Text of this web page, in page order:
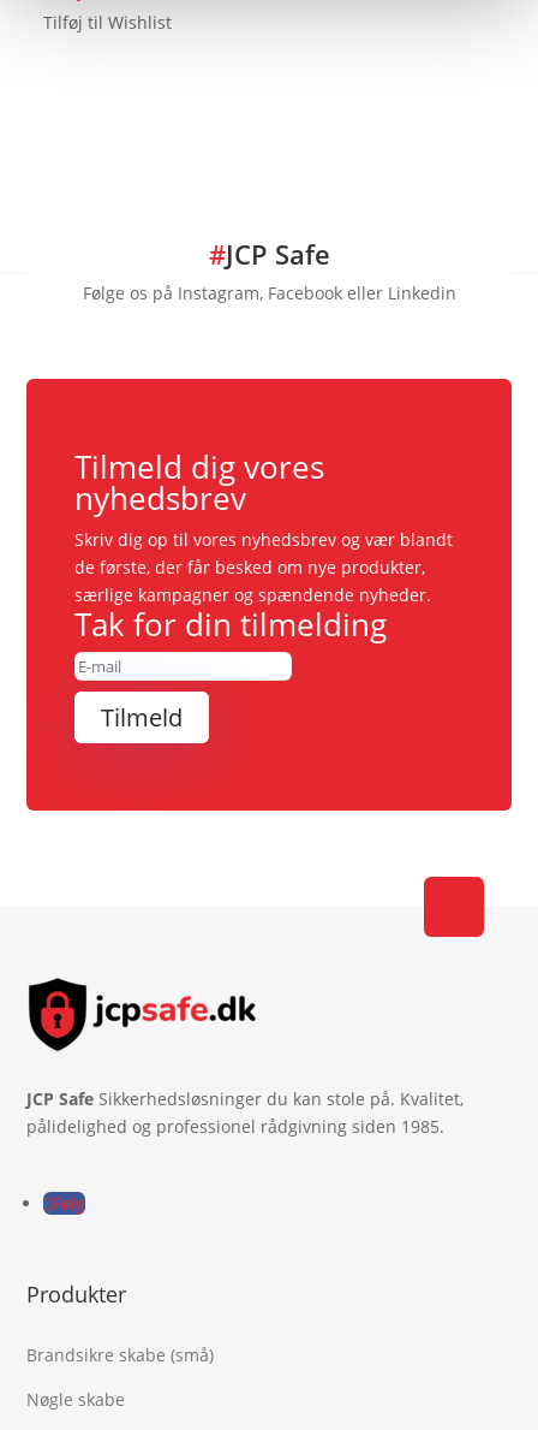
Tilføj til Wishlist
#JCP Safe
Følge os på Instagram, Facebook eller Linkedin
Tilmeld dig vores
nyhedsbrev
Skriv dig op til vores nyhedsbrev og vær blandt
de første, der får besked om nye produkter,
særlige kampagner og spændende nyheder.
Tak for din tilmelding
Tilmeld
JCP Safe Sikkerhedsløsninger du kan stole på. Kvalitet,
pålidelighed og professionel rådgivning siden 1985.
Følg
Produkter
Brandsikre skabe (små)
Nøgle skabe